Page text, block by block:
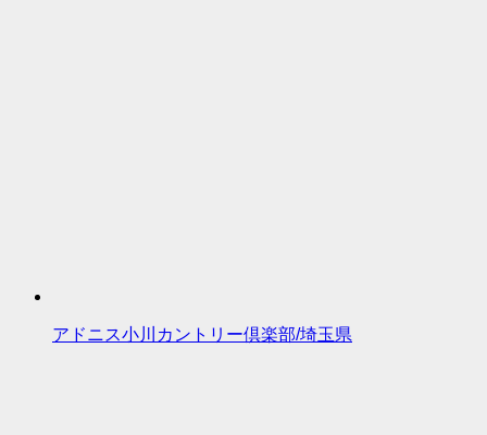
アドニス小川カントリー倶楽部/埼玉県